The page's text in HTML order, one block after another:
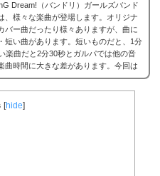
Dream!（バンドリ）ガールズバンド
、様々な楽曲が登場します。オリジナ
バー曲だったり様々ありますが、曲に
短い曲があります。短いものだと、1分
楽曲だと2分30秒とガルパでは他の音
曲時間に大きな差があります。今回は
楽曲の長い曲、短い曲のまとめや、イ
すめの楽曲などをまとめました。楽曲
力ライブ) ↓別タブで見る場合はこち
[hide]